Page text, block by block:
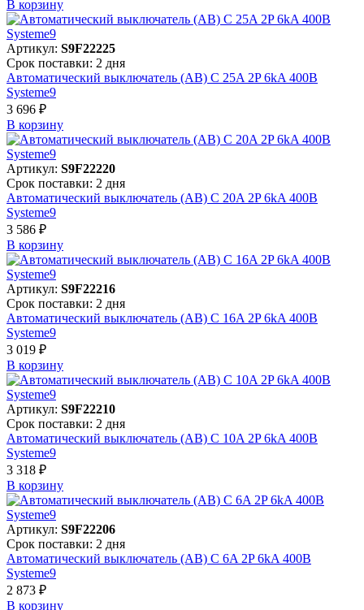
В корзинy
Артикул: S9F22225
Срок поставки: 2 дня
Автоматический выключатель (АВ) C 25A 2P 6kA 400В
Systeme9
3 696 ₽
В корзинy
Артикул: S9F22220
Срок поставки: 2 дня
Автоматический выключатель (АВ) C 20A 2P 6kA 400В
Systeme9
3 586 ₽
В корзинy
Артикул: S9F22216
Срок поставки: 2 дня
Автоматический выключатель (АВ) C 16A 2P 6kA 400В
Systeme9
3 019 ₽
В корзинy
Артикул: S9F22210
Срок поставки: 2 дня
Автоматический выключатель (АВ) C 10A 2P 6kA 400В
Systeme9
3 318 ₽
В корзинy
Артикул: S9F22206
Срок поставки: 2 дня
Автоматический выключатель (АВ) C 6A 2P 6kA 400В
Systeme9
2 873 ₽
В корзинy